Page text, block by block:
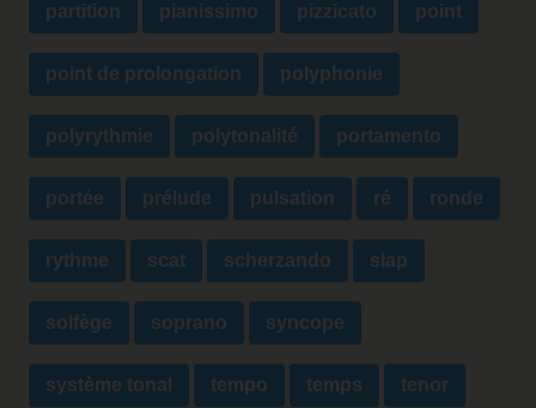
partition pianissimo pizzicato point
point de prolongation polyphonie
polyrythmie polytonalité portamento
portée prélude pulsation ré ronde
rythme scat scherzando slap
solfège soprano syncope
système tonal tempo temps tenor